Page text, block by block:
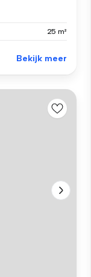
25 m²
Bekijk meer